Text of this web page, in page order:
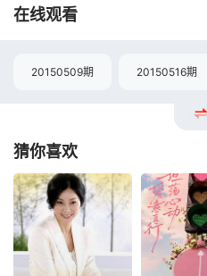
在线观看
20150509期 20150516期
猜你喜欢